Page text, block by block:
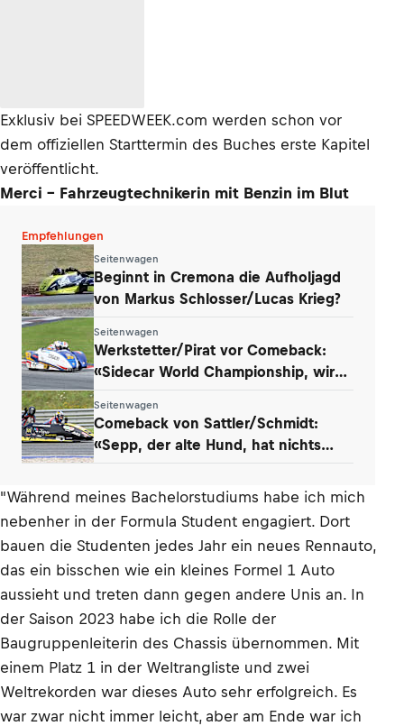
Exklusiv bei SPEEDWEEK.com werden schon vor
dem offiziellen Starttermin des Buches erste Kapitel
veröffentlicht.
Merci - Fahrzeugtechnikerin mit Benzin im Blut
Empfehlungen
Seitenwagen
Beginnt in Cremona die Aufholjagd
von Markus Schlosser/Lucas Krieg?
Seitenwagen
Werkstetter/Pirat vor Comeback:
«Sidecar World Championship, wir
Seitenwagen
Comeback von Sattler/Schmidt:
«Sepp, der alte Hund, hat nichts
"Während meines Bachelorstudiums habe ich mich
nebenher in der Formula Student engagiert. Dort
bauen die Studenten jedes Jahr ein neues Rennauto,
das ein bisschen wie ein kleines Formel 1 Auto
aussieht und treten dann gegen andere Unis an. In
der Saison 2023 habe ich die Rolle der
Baugruppenleiterin des Chassis übernommen. Mit
einem Platz 1 in der Weltrangliste und zwei
Weltrekorden war dieses Auto sehr erfolgreich. Es
war zwar nicht immer leicht, aber am Ende war ich